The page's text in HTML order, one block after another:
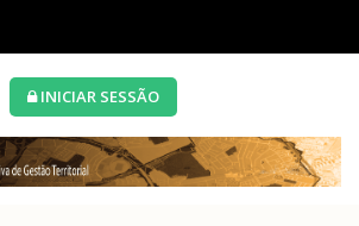
INICIAR SESSÃO